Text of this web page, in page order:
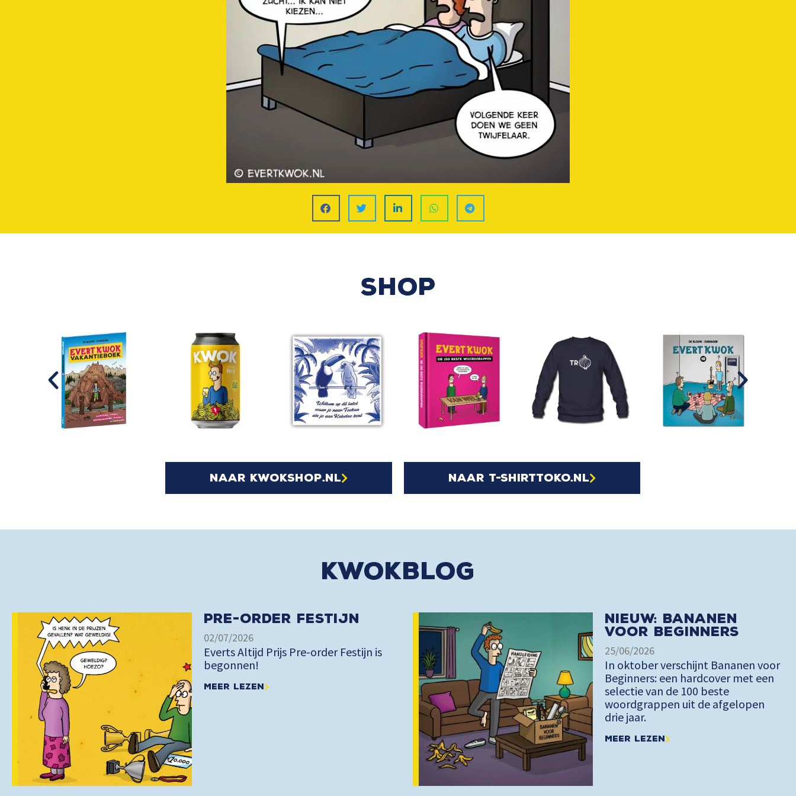
SHOP
naar kwokshop.nl naar t-shirttoko.nl
kwokblog
Pre-order Festijn
02/07/2026
Everts Altijd Prijs Pre-order Festijn is
begonnen!
Meer lezen
Nieuw: Bananen
voor Beginners
25/06/2026
In oktober verschijnt Bananen voor
Beginners: een hardcover met een
selectie van de 100 beste
woordgrappen uit de afgelopen
drie jaar.
Meer lezen